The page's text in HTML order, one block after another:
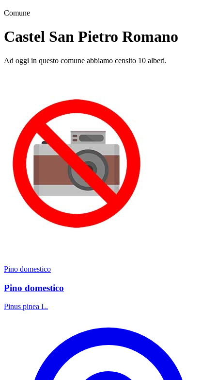
Comune
Castel San Pietro Romano
Ad oggi in questo comune abbiamo censito 10 alberi.
Pino domestico
Pino domestico
Pinus pinea L.